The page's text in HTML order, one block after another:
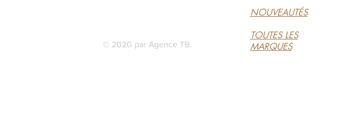
© 2020 par Agence TB.
NOUVEAUTÉS
TOUTES LES
MARQUES